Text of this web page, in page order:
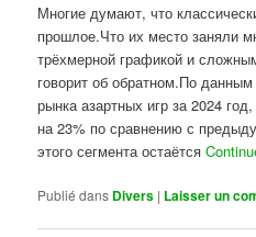
Многие думают, что
прошлое.Что их место заняли
трёхмерной графикой и
говорит об обратном.По данным
рынка азартных игр за 2024
на 23% по сравнению с
этого сегмента остаётся
Publié dans Divers | Laisser un